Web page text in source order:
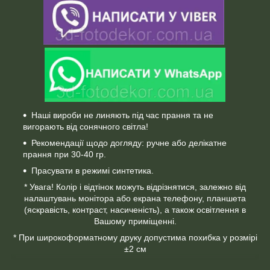
Наші вироби не линяють під час прання та не
вигорають від сонячного світла!
Рекомендації щодо догляду: ручне або делікатне
прання при 30-40 гр.
Прасувати в режимі синтетика.
* Увага! Колір і відтінок можуть відрізнятися, залежно від
налаштувань монітора або екрана телефону, планшета
(яскравість, контраст, насиченість), а також освітлення в
Вашому приміщенні.
* При широкоформатному друку допустима похибка у розмірі
±2 см